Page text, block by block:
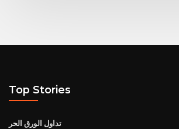
Top Stories
تداول الورق الحر